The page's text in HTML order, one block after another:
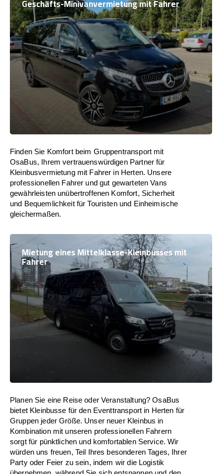
Geschäfts-Minivanvermietung mit Fahrer
Finden Sie Komfort beim Gruppentransport mit
OsaBus, Ihrem vertrauenswürdigen Partner für
Kleinbusvermietung mit Fahrer in Herten. Unsere
professionellen Fahrer und gut gewarteten Vans
gewährleisten unübertroffenen Komfort, Sicherheit
und Bequemlichkeit für Touristen und Einheimische
gleichermaßen.
Mietung eines Mittelklasse-Kleinbusses mit
Fahrer
Planen Sie eine Reise oder Veranstaltung? OsaBus
bietet Kleinbusse für den Eventtransport in Herten für
Gruppen jeder Größe. Unser neuer Kleinbus in
Kombination mit unseren professionellen Fahrern
sorgt für pünktlichen und komfortablen Service. Wir
würden uns freuen, Teil Ihres besonderen Tages, Ihrer
Party oder Feier zu sein, indem wir die Logistik